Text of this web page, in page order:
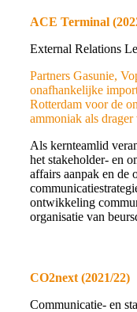
ACE Terminal
External Relations
Partners Gasunie,
onafhankelijke
Rotterdam voor de
ammoniak als
Als kernteamlid
het stakeholder- en
affairs aanpak en de
ontwikkeling
organisatie van
CO2next (2021/22)
Communicatie- en